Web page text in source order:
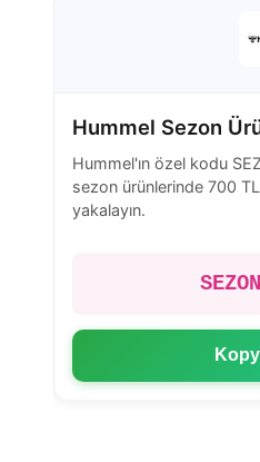
Hummel Sezon
Hummel'ın özel kodu
sezon ürünlerinde 700 TL
yakalayın.